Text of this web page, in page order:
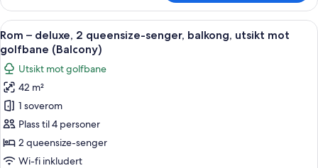
1
soverom,
balkong,
utsikt
mot
golfbane
(Balcony)
Åpne
alle
bildene
av
Rom
–
deluxe,
2
queensize-
Rom – deluxe, 2 queensize-senger,
2
Rom – deluxe, 2 queensize-senger, balkong, utsikt mot
golfbane (Balcony)
Utsikt mot golfbane
42 m²
1 soverom
Plass til 4 personer
2 queensize-senger
Wi-fi inkludert